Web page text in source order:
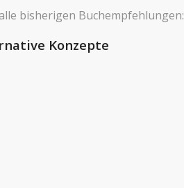
bisherigen Buchempfehlungen:
Konzepte